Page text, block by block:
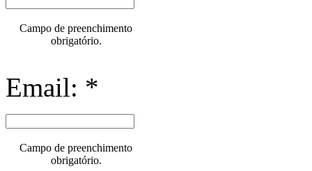
Campo de preenchimento
obrigatório.
Email: *
Campo de preenchimento
obrigatório.